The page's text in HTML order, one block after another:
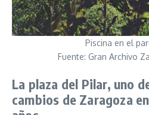
Piscina en el
Fuente: Gran Archivo
La plaza del Pilar, uno
cambios de Zaragoza